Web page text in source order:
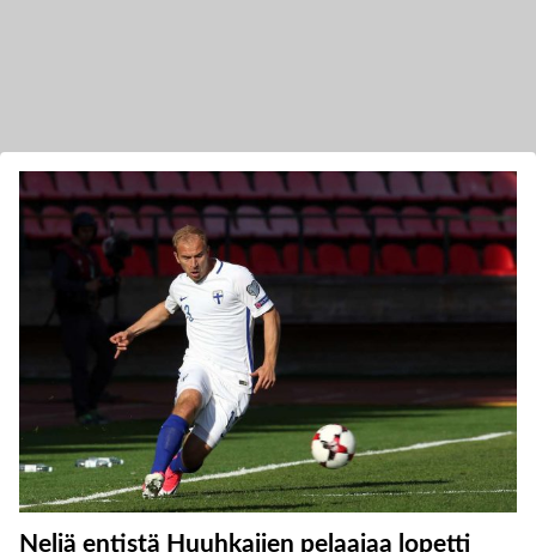
Neljä entistä Huuhkajien pelaajaa lopetti